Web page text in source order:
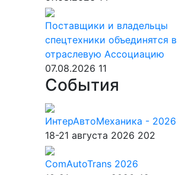
Поставщики и владельцы
спецтехники объединятся в
отраслевую Ассоциацию
07.08.2026 11
События
ИнтерАвтоМеханика - 2026
18-21 августа 2026 202
ComAutoTrans 2026